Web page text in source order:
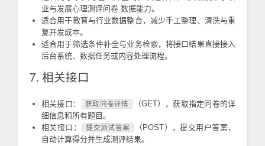
业与发展心理测评问卷 数据能力。
适合用于教育与行业数据整合，减少手工整理、清洗与重
复开发成本。
适合用于筛选条件补全与业务检索，将接口结果直接接入
后台系统、数据任务或内容处理流程。
7. 相关接口
相关接口： 获取问卷详情
（GET），获取指定问卷的详
细信息和所有题目。
相关接口：
提交测试答案
（POST），提交用户答案，
自动计算得分并生成测评结果。